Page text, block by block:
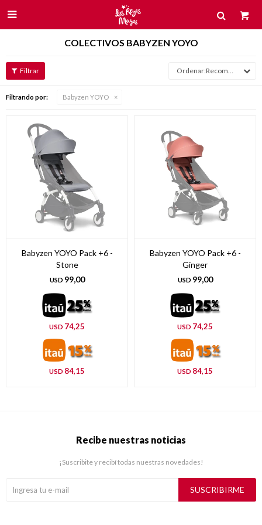

COLECTIVOS BABYZEN YOYO
Recomendados
Filtrando por: Babyzen YOYO
Babyzen YOYO Pack +6 -
Stone
USD 99,00
USD 74,25
USD 84,15
Babyzen YOYO Pack +6 -
Ginger
USD 99,00
USD 74,25
USD 84,15
Recibe nuestras noticias
¡Suscribite y recibí todas nuestras novedades!
SUSCRIBIRME